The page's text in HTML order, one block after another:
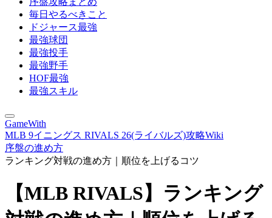
毎日やるべきこと
ドジャース最強
最強球団
最強投手
最強野手
HOF最強
最強スキル
GameWith
MLB 9イニングス RIVALS 26(ライバルズ)攻略Wiki
序盤の進め方
ランキング対戦の進め方｜順位を上げるコツ
【MLB RIVALS】ランキング